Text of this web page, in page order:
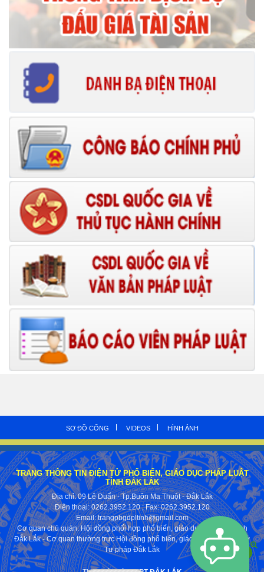
SƠ ĐỒ CỔNG VIDEOS HÌNH ẢNH
TRANG THÔNG TIN ĐIỆN TỬ PHỔ BIẾN, GIÁO DỤC PHÁP LUẬT
TỈNH ĐẮK LẮK
Địa chỉ: 09 Lê Duẩn - Tp.Buôn Ma Thuột - Đắk Lắk
Điện thoại: 0262.3952.120; Fax:0262.3952.120
Email: trangpbgdpltinh@gmail.com
Cơ quan chủ quản: Hội đồng phối hợp phổ biến, giáo dục pháp luật tỉnh
Đắk Lắk - Cơ quan thường trực Hội đồng phổ biến, giáo dục pháp luật Sở
Tư pháp Đắk Lắk